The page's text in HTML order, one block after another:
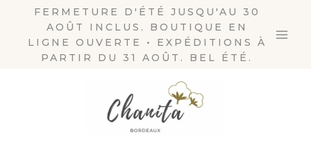
FERMETURE D'ÉTÉ JUSQU'AU 30
AOÛT INCLUS. BOUTIQUE EN
LIGNE OUVERTE • EXPÉDITIONS À
PARTIR DU 31 AOÛT. BEL ÉTÉ.